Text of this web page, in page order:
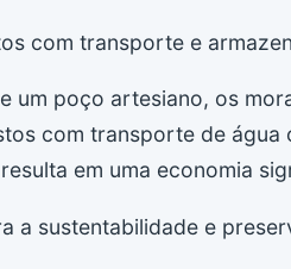
com transporte e
um poço artesiano, os
com transporte de água
em uma economia
a sustentabilidade e